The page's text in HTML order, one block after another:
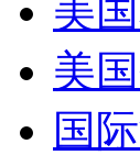
美
美
国